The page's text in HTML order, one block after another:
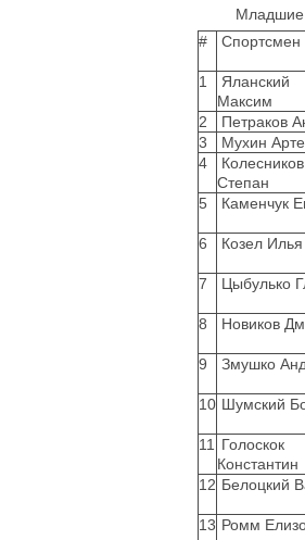
#
Спортсмен
1
Яланский
Максим
2 Петраков
3
Мухин
4
Колесников
Степан
5
Каменчук
6
Козел Илья
7
Цыбулько
8
Новиков
9
Змушко
10 Шумский
11
Голоскок
Константин
12 Белоцкий
13 Ромм